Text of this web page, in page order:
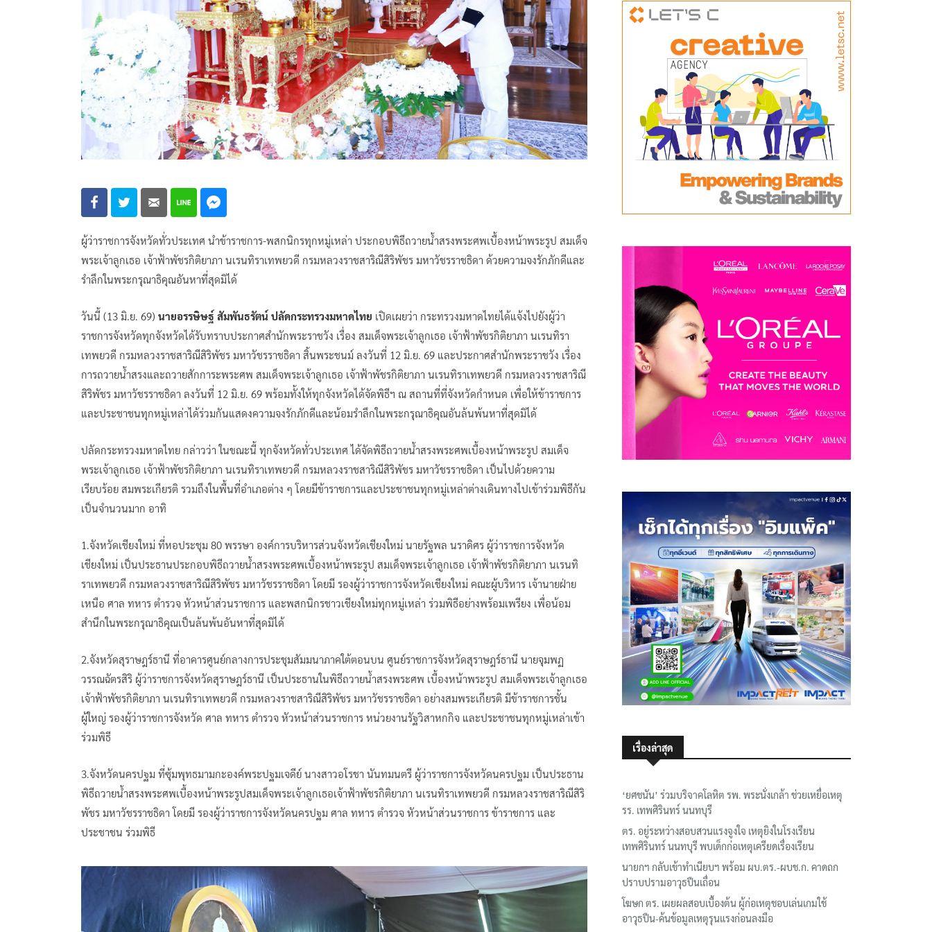
ผู้ว่าราชการจังหวัดทั่วประเทศ นำข้าราชการ-พสกนิกรทุกหมู่เหล่า ประกอบพิธีถวายน้ำสรงพระศพเบื้องหน้าพระรูป สมเด็จ
พระเจ้าลูกเธอ เจ้าฟ้าพัชรกิติยาภา นเรนทิราเทพยวดี กรมหลวงราชสาริณีสิริพัชร มหาวัชรราชธิดา ด้วยความจงรักภักดีและ
รำลึกในพระกรุณาธิคุณอันหาที่สุดมิได้
วันนี้ (13 มิ.ย. 69) นายอรรษิษฐ์ สัมพันธรัตน์ ปลัดกระทรวงมหาดไทย เปิดเผยว่า กระทรวงมหาดไทยได้แจ้งไปยังผู้ว่า
ราชการจังหวัดทุกจังหวัดได้รับทราบประกาศสำนักพระราชวัง เรื่อง สมเด็จพระเจ้าลูกเธอ เจ้าฟ้าพัชรกิติยาภา นเรนทิรา
เทพยวดี กรมหลวงราชสาริณีสิริพัชร มหาวัชรราชธิดา สิ้นพระชนม์ ลงวันที่ 12 มิ.ย. 69 และประกาศสำนักพระราชวัง เรื่อง
การถวายน้ำสรงและถวายสักการะพระศพ สมเด็จพระเจ้าลูกเธอ เจ้าฟ้าพัชรกิติยาภา นเรนทิราเทพยวดี กรมหลวงราชสาริณี
สิริพัชร มหาวัชรราชธิดา ลงวันที่ 12 มิ.ย. 69 พร้อมทั้งให้ทุกจังหวัดได้จัดพิธีฯ ณ สถานที่ที่จังหวัดกำหนด เพื่อให้ข้าราชการ
และประชาชนทุกหมู่เหล่าได้ร่วมกันแสดงความจงรักภักดีและน้อมรำลึกในพระกรุณาธิคุณอันล้นพ้นหาที่สุดมิได้
ปลัดกระทรวงมหาดไทย กล่าวว่า ในขณะนี้ ทุกจังหวัดทั่วประเทศ ได้จัดพิธีถวายน้ำสรงพระศพเบื้องหน้าพระรูป สมเด็จ
พระเจ้าลูกเธอ เจ้าฟ้าพัชรกิติยาภา นเรนทิราเทพยวดี กรมหลวงราชสาริณีสิริพัชร มหาวัชรราชธิดา เป็นไปด้วยความ
เรียบร้อย สมพระเกียรติ รวมถึงในพื้นที่อำเภอต่าง ๆ โดยมีข้าราชการและประชาชนทุกหมู่เหล่าต่างเดินทางไปเข้าร่วมพิธีกัน
เป็นจำนวนมาก อาทิ
1.จังหวัดเชียงใหม่ ที่หอประชุม 80 พรรษา องค์การบริหารส่วนจังหวัดเชียงใหม่ นายรัฐพล นราดิศร ผู้ว่าราชการจังหวัด
เชียงใหม่ เป็นประธานประกอบพิธีถวายน้ำสรงพระศพเบื้องหน้าพระรูป สมเด็จพระเจ้าลูกเธอ เจ้าฟ้าพัชรกิติยาภา นเรนทิ
ราเทพยวดี กรมหลวงราชสาริณีสิริพัชร มหาวัชรราชธิดา โดยมี รองผู้ว่าราชการจังหวัดเชียงใหม่ คณะผู้บริหาร เจ้านายฝ่าย
เหนือ ศาล ทหาร ตำรวจ หัวหน้าส่วนราชการ และพสกนิกรชาวเชียงใหม่ทุกหมู่เหล่า ร่วมพิธีอย่างพร้อมเพรียง เพื่อน้อม
สำนึกในพระกรุณาธิคุณเป็นล้นพ้นอันหาที่สุดมิได้
2.จังหวัดสุราษฎร์ธานี ที่อาคารศูนย์กลางการประชุมสัมมนาภาคใต้ตอนบน ศูนย์ราชการจังหวัดสุราษฎร์ธานี นายจุมพฏ
วรรณฉัตรสิริ ผู้ว่าราชการจังหวัดสุราษฎร์ธานี เป็นประธานในพิธีถวายน้ำสรงพระศพ เบื้องหน้าพระรูป สมเด็จพระเจ้าลูกเธอ
เจ้าฟ้าพัชรกิติยาภา นเรนทิราเทพยวดี กรมหลวงราชสาริณีสิริพัชร มหาวัชรราชธิดา อย่างสมพระเกียรติ มีข้าราชการชั้น
ผู้ใหญ่ รองผู้ว่าราชการจังหวัด ศาล ทหาร ตำรวจ หัวหน้าส่วนราชการ หน่วยงานรัฐวิสาหกกิจ และประชาชนทุกหมู่เหล่าเข้า
ร่วมพิธี
3.จังหวัดนครปฐม ที่ซุ้มพุทธมามกะองค์พระปฐมเจดีย์ นางสาวอโรชา นันทมนตรี ผู้ว่าราชการจังหวัดนครปฐม เป็นประธาน
พิธีถวายน้ำสรงพระศพเบื้องหน้าพระรูปสมเด็จพระเจ้าลูกเธอเจ้าฟ้าพัชรกิติยาภา นเรนทิราเทพยวดี กรมหลวงราชสาริณีสิริ
พัชร มหาวัชรราชธิดา โดยมี รองผู้ว่าราชการจังหวัดนครปฐม ศาล ทหาร ตำรวจ หัวหน้าส่วนราชการ ข้าราชการ และ
ประชาชน ร่วมพิธี
เรื่องล่าสุด
‘ยศชนัน’ ร่วมบริจาคโลหิต รพ. พระนั่งเกล้า ช่วยเหยื่อเหตุ
รร. เทพศิรินทร์ นนทบุรี
ตร. อยู่ระหว่างสอบสวนแรงจูงใจ เหตุยิงในโรงเรียน
เทพศิรินทร์ นนทบุรี พบเด็กก่อเหตุเครียดเรื่องเรียน
นายกฯ กลับเข้าทำเนียบฯ พร้อม ผบ.ตร.-ผบช.ก. คาดถก
ปราบปรามอาวุธปืนเถื่อน
โฆษก ตร. เผยผลสอบเบื้องต้น ผู้ก่อเหตุชอบเล่นเกมใช้
อาวุธปืน-ค้นข้อมูลเหตุรุนแรงก่อนลงมือ